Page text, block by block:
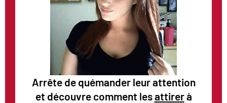
Arrête de quémander leur attention
et découvre comment lesattirerà